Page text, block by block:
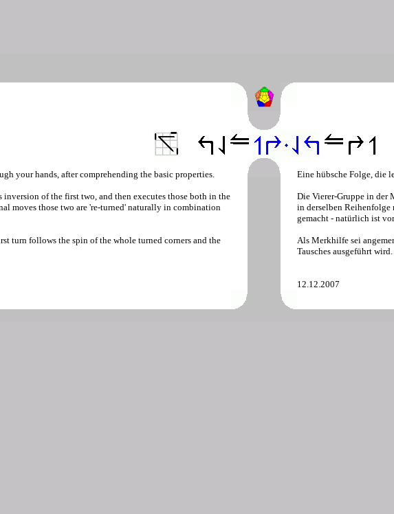
your hands, after comprehending the basic properties.
of the first two, and then executes those both in the
moves those two are 're-turned' naturally in combination
turn follows the spin of the whole turned corners and the
Eine hübsche Folge, die
Die Vierer-Gruppe in der
in derselben Reihenfolge
gemacht - natürlich ist
Als Merkhilfe sei
Tausches ausgeführt wird.
12.12.2007